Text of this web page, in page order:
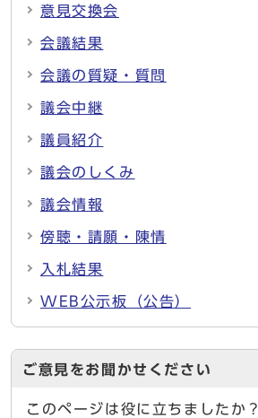
意見交換会
会議結果
会議の質疑・質問
議会中継
議員紹介
議会のしくみ
議会情報
傍聴・請願・陳情
入札結果
WEB公示板（公告）
ご意見をお聞かせください
このページは役に立ちましたか？